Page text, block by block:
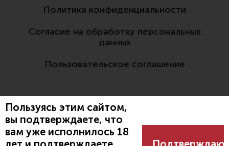
Пользуясь этим сайтом,
вы подтверждаете, что
вам уже исполнилось 18
Политика конфиденциальности
Согласие на обработку персональных
данных
Пользовательское соглашение
Разработано: